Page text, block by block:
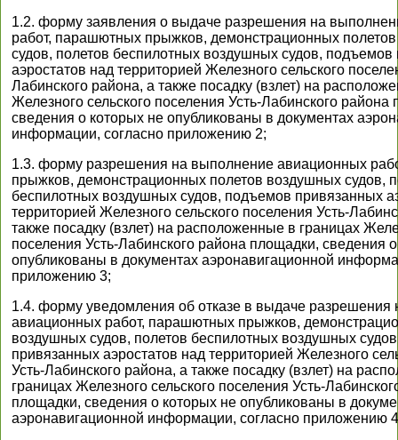
1.2. форму заявления о выдаче разрешения на
работ, парашютных прыжков, демонстрационных
судов, полетов беспилотных воздушных судов, подъемов
аэростатов над территорией Железного сельского
Лабинского района, а также посадку (взлет) на
Железного сельского поселения Усть-Лабинского района
сведения о которых не опубликованы в документах
информации, согласно приложению 2;
1.3. форму разрешения на выполнение авиационных
прыжков, демонстрационных полетов воздушных судов,
беспилотных воздушных судов, подъемов привязанных
территорией Железного сельского поселения Усть-
также посадку (взлет) на расположенные в границах
поселения Усть-Лабинского района площадки, сведения
опубликованы в документах аэронавигационной
приложению 3;
1.4. форму уведомления об отказе в выдаче разрешения
авиационных работ, парашютных прыжков,
воздушных судов, полетов беспилотных воздушных
привязанных аэростатов над территорией Железного
Усть-Лабинского района, а также посадку (взлет) на
границах Железного сельского поселения Усть-
площадки, сведения о которых не опубликованы в
аэронавигационной информации, согласно приложению